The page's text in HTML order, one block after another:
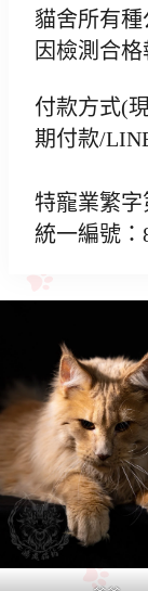
貓舍所有
因檢測合格
付款方式(
期付款/
特寵業繁字
統一編號：